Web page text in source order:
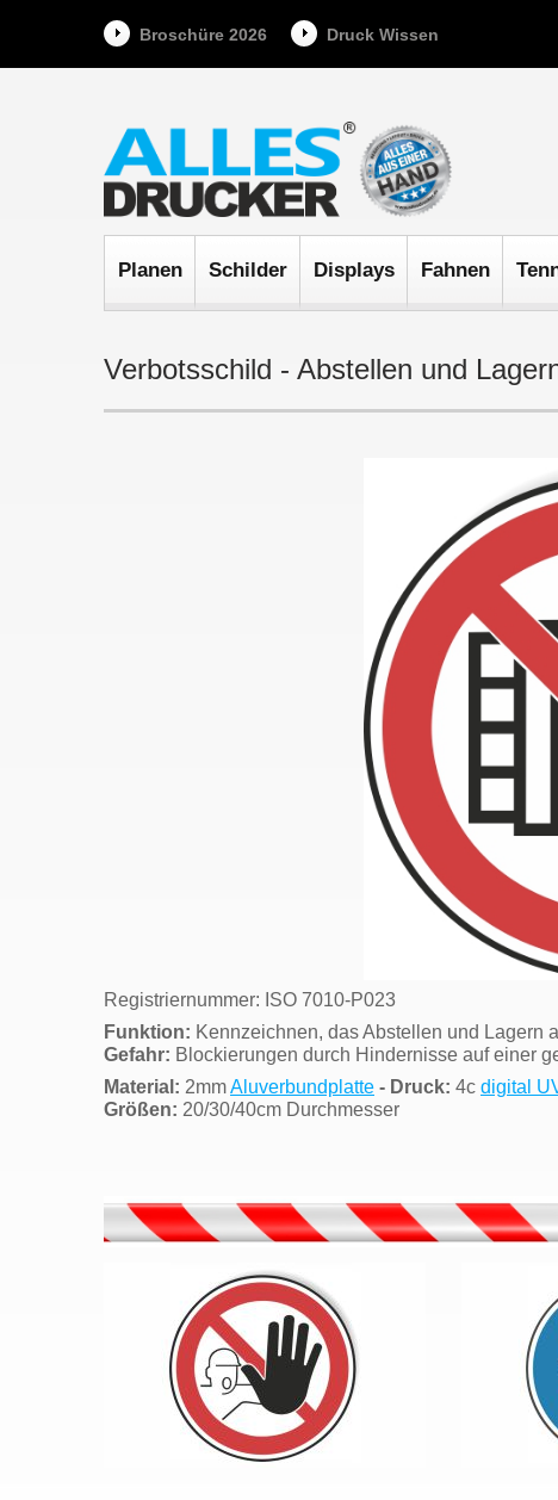
Broschüre 2026 Druck Wissen
Planen Schilder Displays Fahnen
Verbotsschild - Abstellen und
Registriernummer: ISO 7010-P023
Funktion: Kennzeichnen, das Abstellen und Lagern
Gefahr: Blockierungen durch Hindernisse auf einer
Material: 2mmAluverbundplatte - Druck: 4c digital
Größen: 20/30/40cm Durchmesser